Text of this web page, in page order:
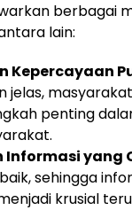
berbagai
lain:
Kepercayaan
jelas,
penting
Informasi yang
sehingga
krusial